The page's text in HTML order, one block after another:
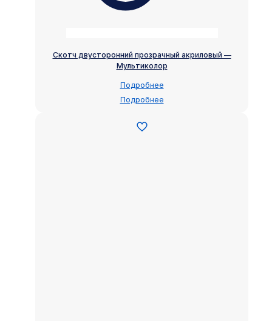
Скотч двусторонний прозрачный акриловый —
Мультиколор
Подробнее
Подробнее